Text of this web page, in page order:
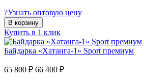
?Узнать оптовую цену
В корзину
Купить в 1 клик
Байдарка «Хатанга-1» Sport премиум
65 800 ₽ 66 400 ₽